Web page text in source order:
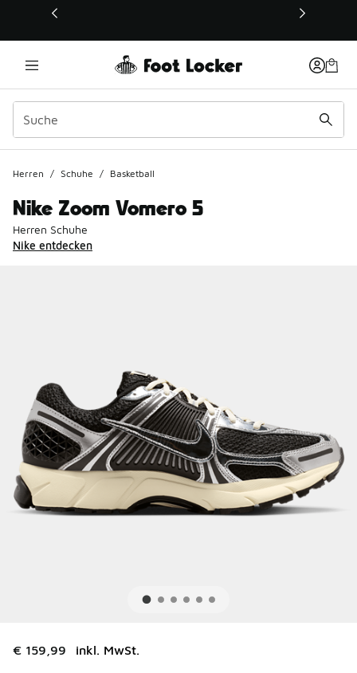
Dieser Link öffnet sich in einem neuen Fenster
Herren / Schuhe / Basketball
Nike Zoom Vomero 5
Herren Schuhe
Nike entdecken
€ 159,99 inkl. MwSt.